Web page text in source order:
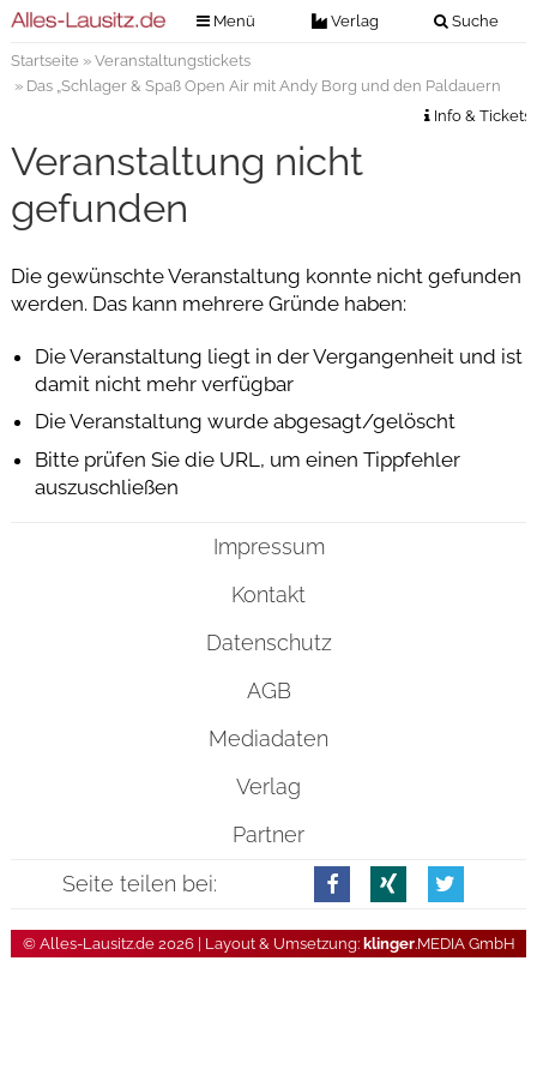
Menü Verlag Suche
Verlag
Kontakt
Impressum
Nachrichten
Veranstaltungstickets
Anzeigenannahme
Digitale Ausgaben
Startseite» Veranstaltungstickets
» Das „Schlager & Spaß Open Air mit Andy Borg und den Paldauern
Info & Tickets
Veranstaltung nicht
gefunden
Die gewünschte Veranstaltung konnte nicht gefunden
werden. Das kann mehrere Gründe haben:
Die Veranstaltung liegt in der Vergangenheit und ist
damit nicht mehr verfügbar
Die Veranstaltung wurde abgesagt/gelöscht
Bitte prüfen Sie die URL, um einen Tippfehler
auszuschließen
Impressum
Kontakt
Datenschutz
AGB
Mediadaten
Verlag
Partner
Seite teilen bei:
© Alles-Lausitz.de 2026 | Layout & Umsetzung: klinger.MEDIA GmbH